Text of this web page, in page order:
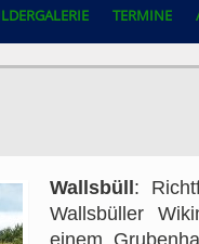
TERMINE
Wallsbüll :
Wallsbüller
einem